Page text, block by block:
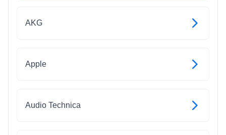
AKG
Apple
Audio Technica